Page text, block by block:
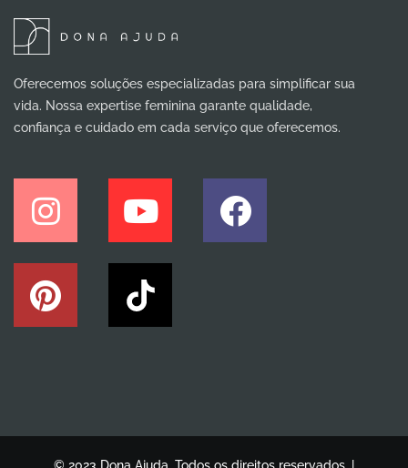
Oferecemos soluções especializadas para simplificar sua
vida. Nossa expertise feminina garante qualidade,
confiança e cuidado em cada serviço que oferecemos.